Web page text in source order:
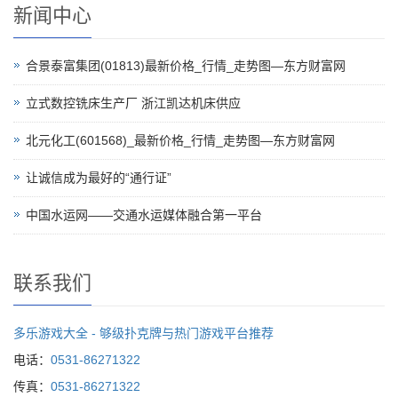
新闻中心
合景泰富集团(01813)最新价格_行情_走势图—东方财富网
立式数控铣床生产厂 浙江凯达机床供应
北元化工(601568)_最新价格_行情_走势图—东方财富网
让诚信成为最好的“通行证”
中国水运网——交通水运媒体融合第一平台
联系我们
多乐游戏大全 - 够级扑克牌与热门游戏平台推荐
电话： 0531-86271322
传真： 0531-86271322